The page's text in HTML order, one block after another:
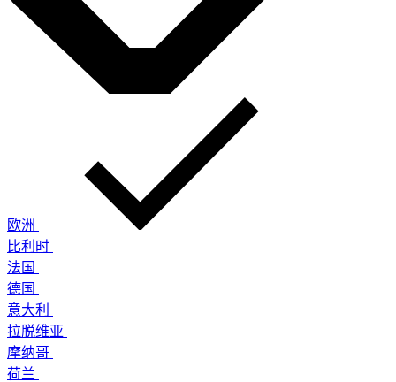
欧洲
比利时
法国
德国
意大利
拉脱维亚
摩纳哥
荷兰